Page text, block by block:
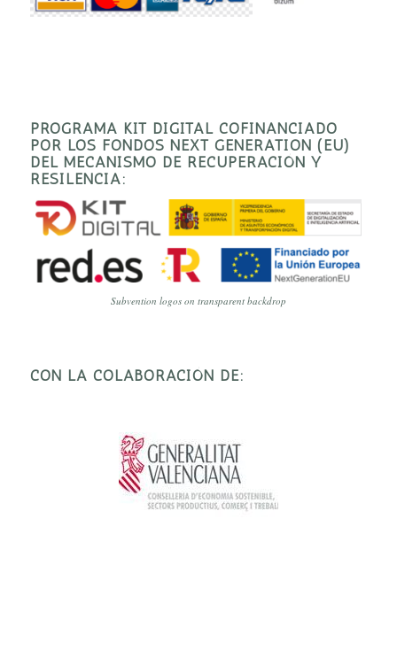
PROGRAMA KIT DIGITAL COFINANCIADO
POR LOS FONDOS NEXT GENERATION (EU)
DEL MECANISMO DE RECUPERACIÓN Y
RESILENCIA:
Subvention logos on transparent backdrop
CON LA COLABORACIÓN DE: